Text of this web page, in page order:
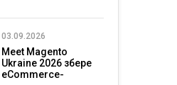
03.09.2026
Meet Magento
Ukraine 2026 збере
eCommerce-